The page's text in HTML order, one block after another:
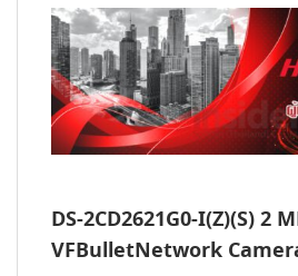
DS-2CD2621G0-I(Z)(S) 2
VFBulletNetwork